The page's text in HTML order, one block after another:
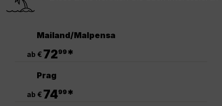
Mailand/Malpensa
ab € 7299*
Prag
ab € 7499*